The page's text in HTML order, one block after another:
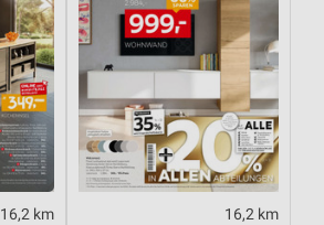
16,2 km 16,2 km